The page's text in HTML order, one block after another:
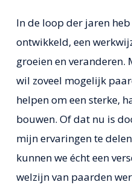
In de loop der jaren
ontwikkeld, een
groeien en
wil zoveel mogelijk
helpen om een sterke,
bouwen. Of dat nu is
mijn ervaringen te
kunnen we écht een
welzijn van paarden